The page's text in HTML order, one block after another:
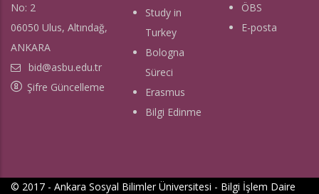
No: 2
06050 Ulus, Altındağ,
ANKARA
bid@asbu.edu.tr
Şifre Güncelleme
Study in
Turkey
Bologna
Süreci
Erasmus
Bilgi Edinme
ÖBS
E-posta
© 2017 - Ankara Sosyal Bilimler Üniversitesi - Bilgi İşlem Daire